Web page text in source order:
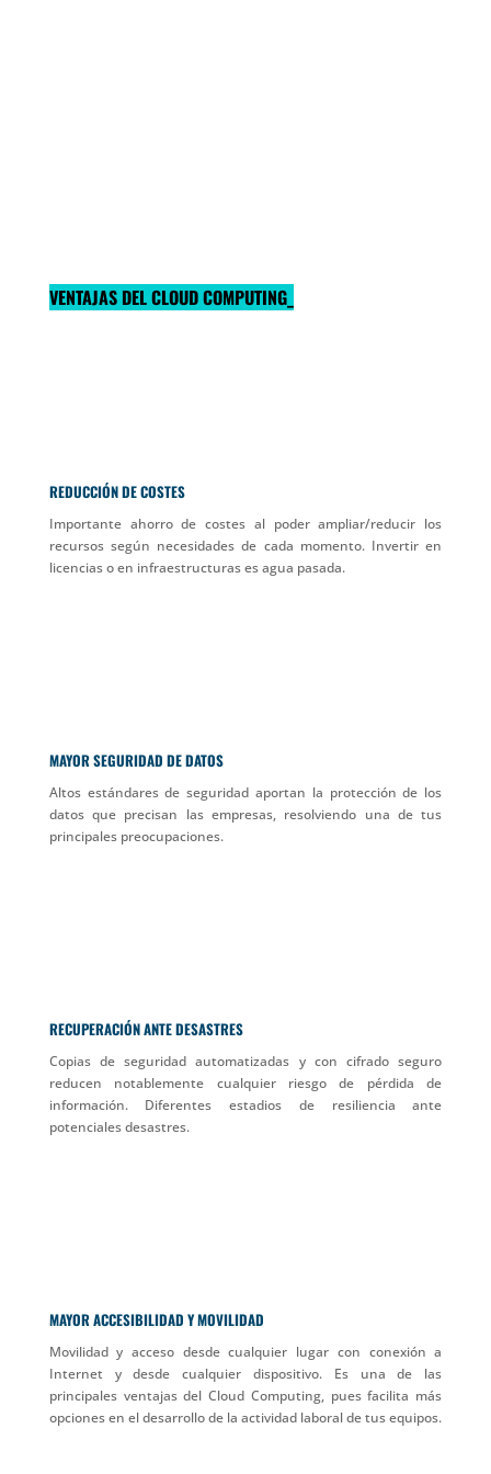
VENTAJAS DEL CLOUD COMPUTING_
REDUCCIÓN DE COSTES
Importante ahorro de costes al poder ampliar/reducir los
recursos según necesidades de cada momento. Invertir en
licencias o en infraestructuras es agua pasada.
MAYOR SEGURIDAD DE DATOS
Altos estándares de seguridad aportan la protección de los
datos que precisan las empresas, resolviendo una de tus
principales preocupaciones.
RECUPERACIÓN ANTE DESASTRES
Copias de seguridad automatizadas y con cifrado seguro
reducen notablemente cualquier riesgo de pérdida de
información. Diferentes estadios de resiliencia ante
potenciales desastres.
MAYOR ACCESIBILIDAD Y MOVILIDAD
Movilidad y acceso desde cualquier lugar con conexión a
Internet y desde cualquier dispositivo. Es una de las
principales ventajas del Cloud Computing, pues facilita más
opciones en el desarrollo de la actividad laboral de tus equipos.